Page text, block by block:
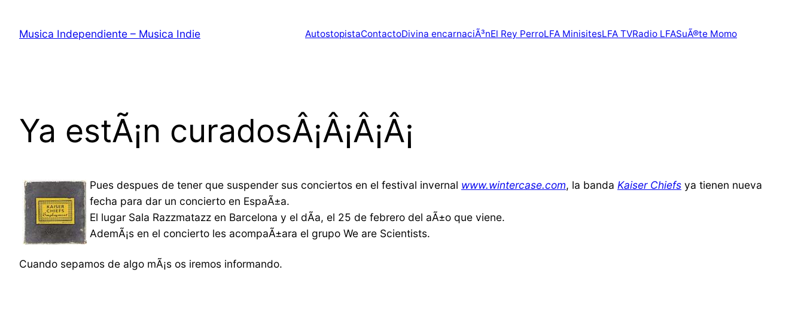
contenido
Musica Independiente – Musica Indie AutostopistaContactoDivina encarnaciÃ³nEl Rey PerroLFA MinisitesLFA TVRadio LFASuÃ®te Momo
Ya estÃ¡n curadosÂ¡Â¡Â¡Â¡
Pues despues de tener que suspender sus conciertos en el festival invernal www.wintercase.com, la banda Kaiser Chiefs ya tienen nueva
fecha para dar un concierto en EspaÃ±a.
El lugar Sala Razzmatazz en Barcelona y el dÃ­a, el 25 de febrero del aÃ±o que viene.
AdemÃ¡s en el concierto les acompaÃ±ara el grupo We are Scientists.
Cuando sepamos de algo mÃ¡s os iremos informando.